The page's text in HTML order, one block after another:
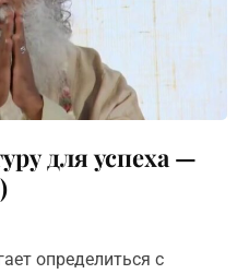
для успеха —
определиться с